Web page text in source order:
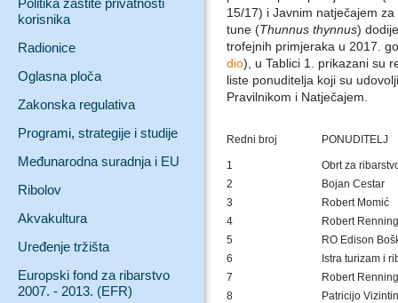
Politika zaštite privatnosti
korisnika
Radionice
Oglasna ploča
Zakonska regulativa
Programi, strategije i studije
Međunarodna suradnja i EU
Ribolov
Akvakultura
Uređenje tržišta
Europski fond za ribarstvo
2007. - 2013. (EFR)
15/17) i Javnim natječajem
tune (Thunnus thynnus)
trofejnih primjeraka u 2017.
dio), u Tablici 1. prikazani su
liste ponuditelja koji su
Pravilnikom i Natječajem.
Redni broj PONUDITELJ
1
Obrt za
2
Bojan Cestar
3
Robert Momić
4
Robert
5
RO Edison
6
Istra turizam i
7
Robert
8
Patricijo